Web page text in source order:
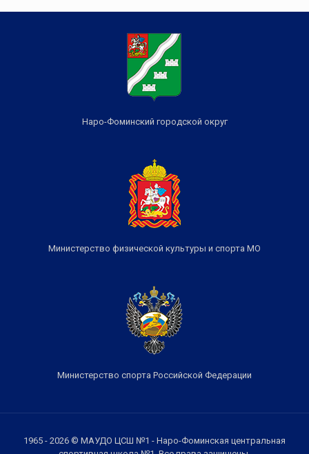
Наро-Фоминский городской округ
Министерство физической культуры и спорта МО
Министерство спорта Российской Федерации
1965 - 2026 © МАУДО ЦСШ №1 - Наро-Фоминская центральная